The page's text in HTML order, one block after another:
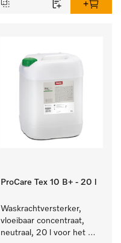
ProCare Tex 10 B+ - 20 l
Waskrachtversterker,
vloeibaar concentraat,
neutraal, 20 l voor het